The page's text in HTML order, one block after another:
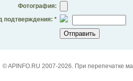
Фотография:
подтверждения: *
© APINFO.RU 2007-2026. При перепечатке